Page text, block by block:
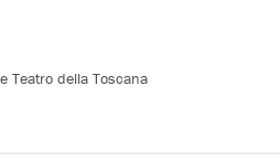
Teatro della Toscana